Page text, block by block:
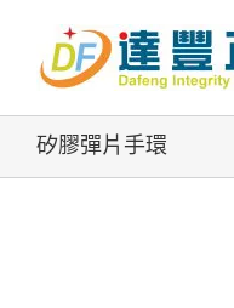
content
矽膠彈片手環